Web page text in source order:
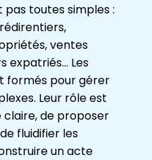
toutes simples :
ventes
expatriés… Les
formés pour gérer
Leur rôle est
claire, de proposer
fluidifier les
un acte